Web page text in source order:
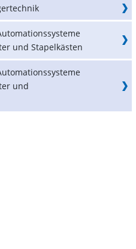
und Stapelkästen
und